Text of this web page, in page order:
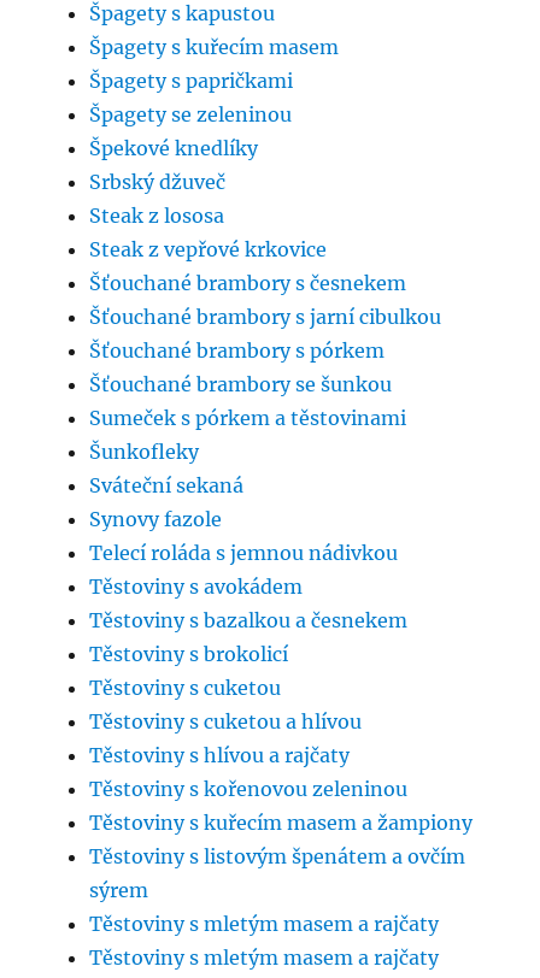
Špagety s kapustou
Špagety s kuřecím masem
Špagety s papričkami
Špagety se zeleninou
Špekové knedlíky
Srbský džuveč
Steak z lososa
Steak z vepřové krkovice
Šťouchané brambory s česnekem
Šťouchané brambory s jarní cibulkou
Šťouchané brambory s pórkem
Šťouchané brambory se šunkou
Sumeček s pórkem a těstovinami
Šunkofleky
Sváteční sekaná
Synovy fazole
Telecí roláda s jemnou nádivkou
Těstoviny s avokádem
Těstoviny s bazalkou a česnekem
Těstoviny s brokolicí
Těstoviny s cuketou
Těstoviny s cuketou a hlívou
Těstoviny s hlívou a rajčaty
Těstoviny s kořenovou zeleninou
Těstoviny s kuřecím masem a žampiony
Těstoviny s listovým špenátem a ovčím
sýrem
Těstoviny s mletým masem a rajčaty
Těstoviny s mletým masem a rajčaty